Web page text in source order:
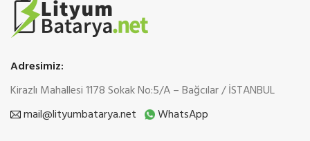
Adresimiz:
Kirazlı Mahallesi 1178 Sokak No:5/A – Bağcılar / İSTANBUL
mail@lityumbatarya.net
WhatsApp